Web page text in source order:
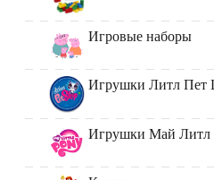
Игровые наборы
Игрушки Литл Пет
Игрушки Май Литл